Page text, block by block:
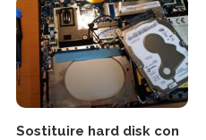
Sostituire hard disk con